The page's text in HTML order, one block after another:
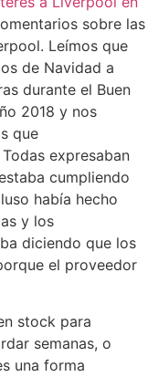
sobre las
Leímos que
de Navidad a
durante el Buen
2018 y nos
que
expresaban
cumpliendo
había hecho
y los
diciendo que los
el proveedor
stock para
semanas, o
una forma